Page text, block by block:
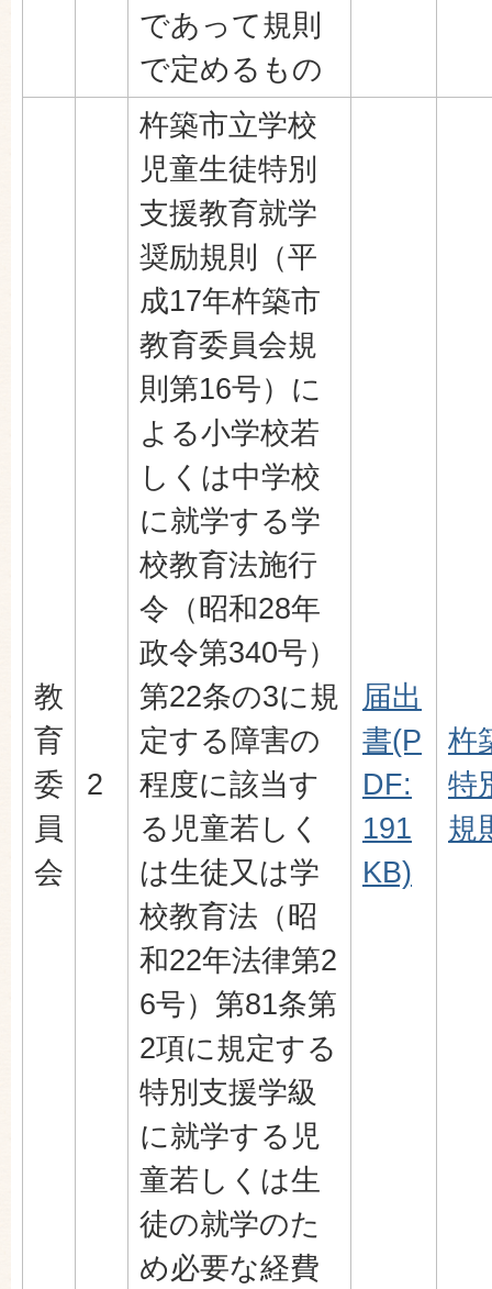
であって規則
で定めるもの
教
育
委
員
会
2
杵築市立学校
児童生徒特別
支援教育就学
奨励規則（平
成17年杵築市
教育委員会規
則第16号）に
よる小学校若
しくは中学校
に就学する学
校教育法施行
令（昭和28年
政令第340号）
第22条の3に規
定する障害の
程度に該当す
る児童若しく
は生徒又は学
校教育法（昭
和22年法律第2
6号）第81条第
2項に規定する
特別支援学級
に就学する児
童若しくは生
徒の就学のた
め必要な経費
届出
書(P
DF:
191
KB)
杵
特
規